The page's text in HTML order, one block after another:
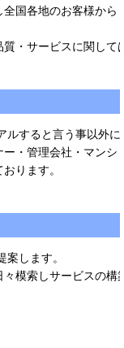
国各地のお客様から
・サービスに関して
ルすると言う事以外に
・管理会社・マンシ
ります。
します。
模索しサービスの構